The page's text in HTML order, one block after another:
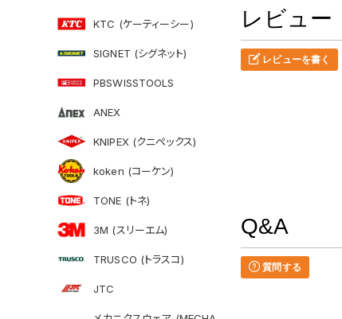
KTC (ケーティーシー)
SIGNET (シグネット)
PBSWISSTOOLS
ANEX
KNIPEX (クニペックス)
koken (コーケン)
TONE (トネ)
3M (スリーエム)
TRUSCO (トラスコ)
JTC
レビュー
レビューを書く
Q&A
質問する